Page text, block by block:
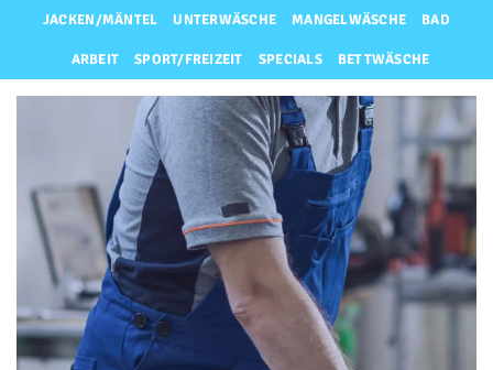
JACKEN/MÄNTEL UNTERWÄSCHE MANGELWÄSCHE BAD
ARBEIT SPORT/FREIZEIT SPECIALS BETTWÄSCHE